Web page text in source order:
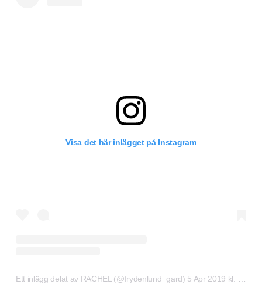
Visa det här inlägget på Instagram
Ett inlägg delat av RACHEL (@frydenlund_gard) 5 Apr 2019 kl. 9:06 PDT